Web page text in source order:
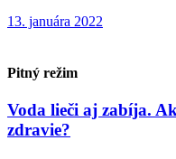
13. januára 2022
Pitný režim
Voda lieči aj zabíja.
zdravie?